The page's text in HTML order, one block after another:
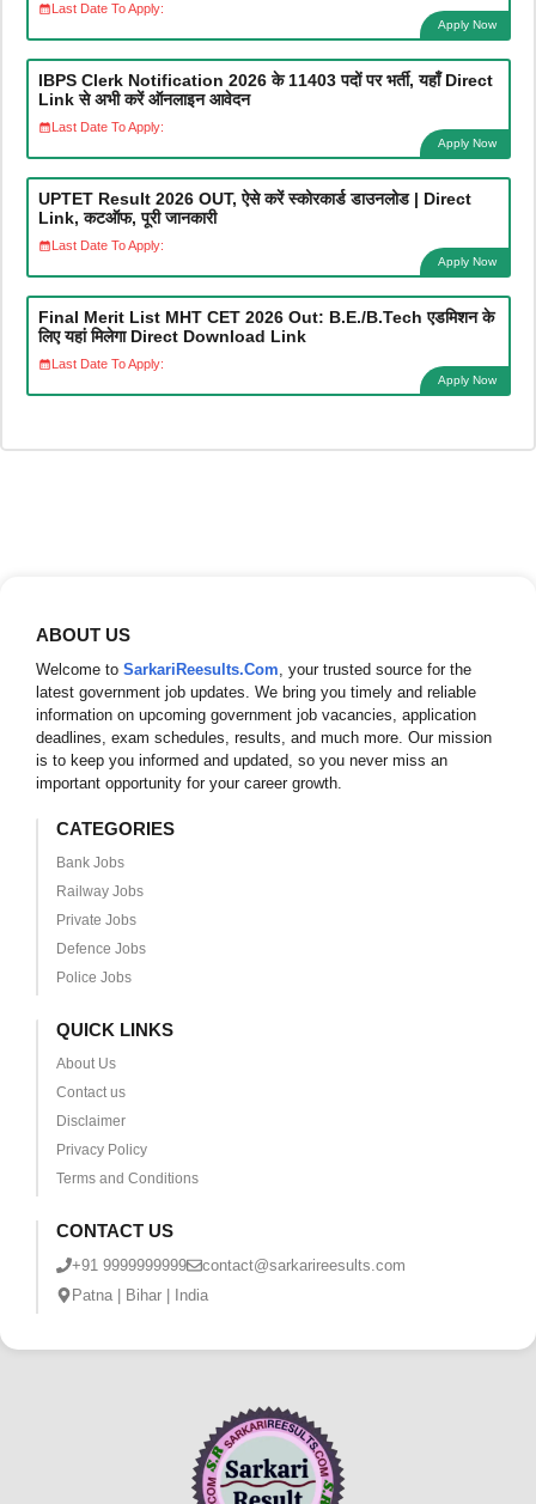
Last Date To Apply:
Apply Now
IBPS Clerk Notification 2026 के 11403 पदों पर भर्ती, यहाँ Direct
Link से अभी करें ऑनलाइन आवेदन
Last Date To Apply:
Apply Now
UPTET Result 2026 OUT, ऐसे करें स्कोरकार्ड डाउनलोड | Direct
Link, कटऑफ, पूरी जानकारी
Last Date To Apply:
Apply Now
Final Merit List MHT CET 2026 Out: B.E./B.Tech एडमिशन के
लिए यहां मिलेगा Direct Download Link
Last Date To Apply:
Apply Now
ABOUT US
Welcome to SarkariReesults.Com, your trusted source for the
latest government job updates. We bring you timely and reliable
information on upcoming government job vacancies, application
deadlines, exam schedules, results, and much more. Our mission
is to keep you informed and updated, so you never miss an
important opportunity for your career growth.
CATEGORIES
Bank Jobs
Railway Jobs
Private Jobs
Defence Jobs
Police Jobs
QUICK LINKS
About Us
Contact us
Disclaimer
Privacy Policy
Terms and Conditions
CONTACT US
+91 9999999999
contact@sarkarireesults.com
Patna | Bihar | India